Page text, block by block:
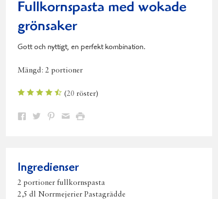
Fullkornspasta med wokade
grönsaker
Gott och nyttigt, en perfekt kombination.
Mängd: 2 portioner
(20 röster)
Dela Dela Dela DelaSkriv
Ingredienser
2 portioner fullkornspasta
2,5 dl Norrmejerier Pastagrädde